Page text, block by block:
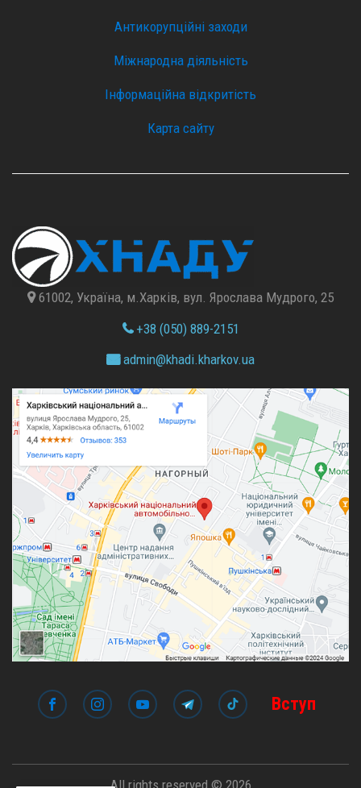
Антикорупційні заходи
Міжнародна діяльність
Інформаційна відкритість
Карта сайту
61002, Україна, м.Харків, вул. Ярослава Мудрого, 25
+38 (050) 889-2151
admin@khadi.kharkov.ua
Вступ